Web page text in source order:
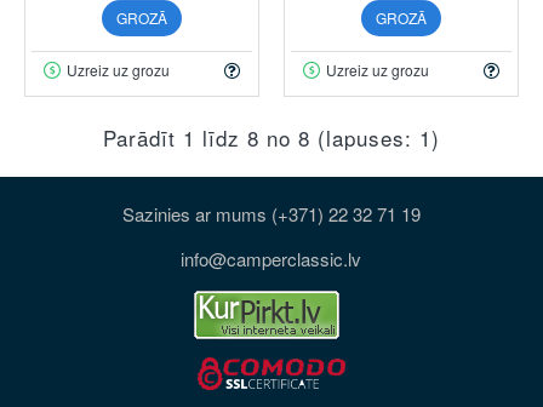
GROZĀ
Uzreiz uz grozu
GROZĀ
Uzreiz uz grozu
Parādīt 1 līdz 8 no 8 (lapuses: 1)
Sazinies ar mums (+371) 22 32 71 19
info@camperclassic.lv